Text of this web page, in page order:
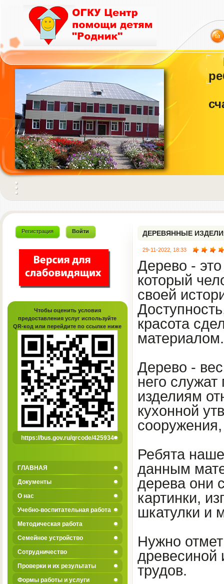
Регистрация Войти
Чтобы оценить условия
предоставления услуг используйте
QR-код или перейдите по ссылке ниже
https://bus.gov.ru/qrcode/425934
ГЛАВНАЯ
Документы
О нас
Учебно-воспитательная работа
Методическая работа
Семейное устройство
Сотрудничество
Проверки и их результаты
Формы работы и услуги
ДЕРЕВЯННЫЕ
29-11-2022, 18:33
Дерево -
который
своей
красота
материалом.
Дерево -
него
изделиям
кухонной
Ребята
данным
дерева они
картинки,
шкатулки и
Нужно
древесиной
трудов.